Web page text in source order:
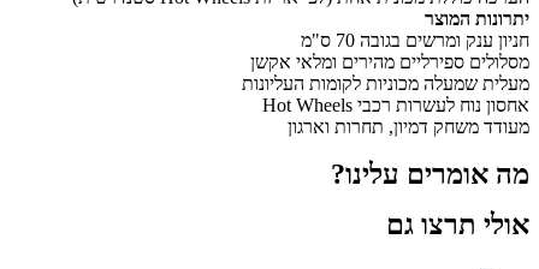
יתרונות המוצר
חניון ענק ומרשים בגובה 70 ס"מ
מסלולים ספירליים מהירים ומלאי אקשן
מעלית שמעלה מכוניות לקומות העליונות
אחסון נוח לעשרות רכבי Hot Wheels
מעודד משחק דמיון, תחרות וארגון
מה אומרים עלינו?
אולי תרצו גם